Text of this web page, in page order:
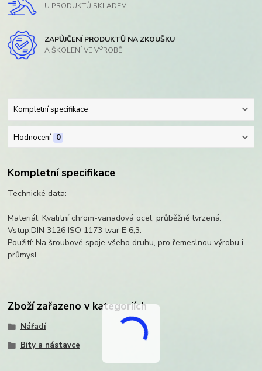
U PRODUKTŮ SKLADEM
ZAPŮJČENÍ PRODUKTŮ NA ZKOUŠKU
A ŠKOLENÍ VE VÝROBĚ
Kompletní specifikace
Hodnocení 0
Kompletní specifikace
Technické data:
Materiál: Kvalitní chrom-vanadová ocel, průběžně tvrzená.
Vstup:DIN 3126 ISO 1173 tvar E 6,3.
Použití: Na šroubové spoje všeho druhu, pro řemeslnou výrobu i
průmysl.
Zboží zařazeno v kategoriích
Nářadí
Bity a nástavce